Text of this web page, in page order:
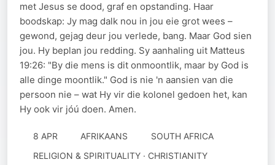
met Jesus se dood, graf en opstanding. Haar
boodskap: Jy mag dalk nou in jou eie grot wees –
gewond, gejag deur jou verlede, bang. Maar God sien
jou. Hy beplan jou redding. Sy aanhaling uit Matteus
19:26: "By die mens is dit onmoontlik, maar by God is
alle dinge moontlik." God is nie 'n aansien van die
persoon nie – wat Hy vir die kolonel gedoen het, kan
Hy ook vir jóú doen. Amen.
8 APR AFRIKAANS
SOUTH AFRICA
RELIGION & SPIRITUALITY · CHRISTIANITY